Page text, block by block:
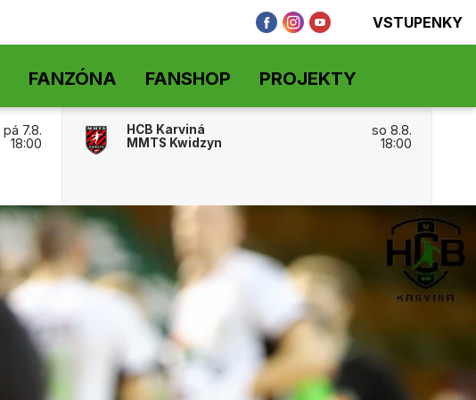
VSTUPENKY
FANZÓNA FANSHOP PROJEKTY
pá 7.8.
18:00
HCB Karviná
MMTS Kwidzyn
so 8.8.
18:00